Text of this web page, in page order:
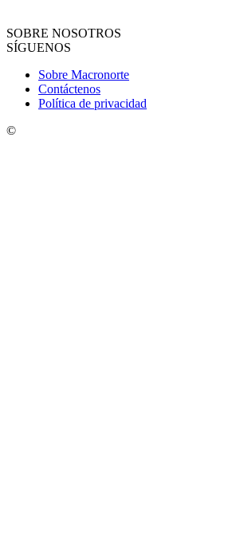
SOBRE NOSOTROS
SÍGUENOS
Sobre Macronorte
Contáctenos
Política de privacidad
©